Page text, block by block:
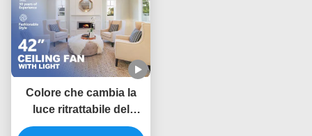
Colore che cambia la
luce ritrattabile del
ventilatore da soffitto